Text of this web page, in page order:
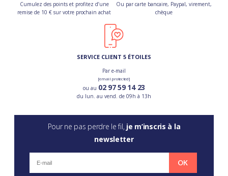
Cumulez des points et profitez d’une
remise de 10 € sur votre prochain achat
Ou par carte bancaire, Paypal, virement,
chèque
SERVICE CLIENT 5 ÉTOILES
Par e-mail
[email protected]
ou au 02 97 59 14 23
du lun. au vend. de 09h à 13h
Pour ne pas perdre le fil, je m’inscris à la
newsletter
OK